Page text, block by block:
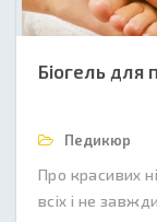
Біогель для
Педикюр
Про красивих
всіх і не